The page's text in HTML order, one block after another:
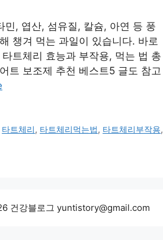
민, 엽산, 섬유질, 칼슘, 아연 등 풍
챙겨 먹는 과일이 있습니다. 바로
트체리 효능과 부작용, 먹는 법 총
트 보조제 추천 베스트5 글도 참고
타트체리, 타트체리먹는법, 타트체리부작용,
건강블로그 yuntistory@gmail.com